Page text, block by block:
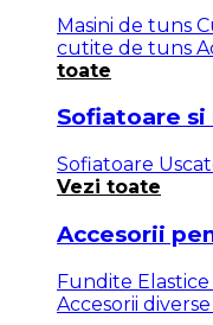
Masini de tuns
cutite de tuns
toate
Sofiatoare si
Sofiatoare
Vezi toate
Accesorii
Fundite Elastice
Accesorii diverse